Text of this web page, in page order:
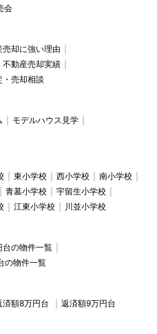
会
却に強い理由
不動産売却実績
売却相談
モデルハウス見学
東小学校 西小学校
南小学校
青墓小学校
宇留生小学校
江東小学校 川並小学校
の物件一覧
の物件一覧
済額8万円台 返済額9万円台